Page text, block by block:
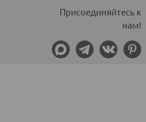
Присоединяйтесь к
нам!